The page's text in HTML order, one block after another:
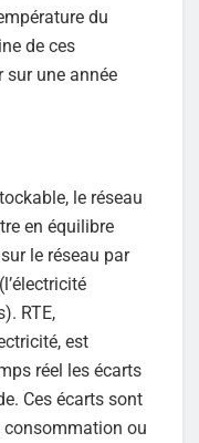
du
de ces
sur une année
le réseau
en équilibre
le réseau par
RTE,
est
réel les écarts
Ces écarts sont
consommation ou